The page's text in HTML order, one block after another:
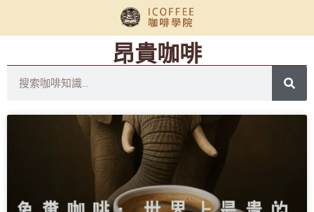
昂貴咖啡